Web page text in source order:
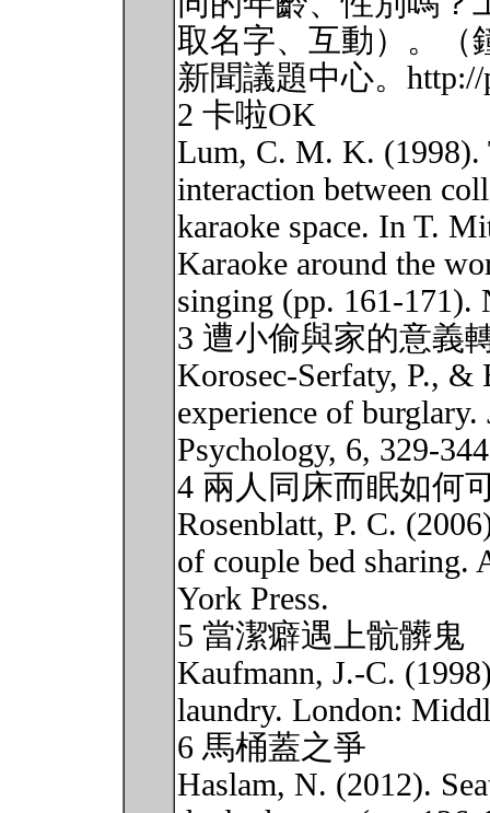
取名字、互動）。（
新聞議題中心。http://
2 卡啦OK
Lum, C. M. K. (1998).
interaction between
karaoke space. In T.
Karaoke around the
singing (pp. 161-171).
3 遭小偷與家的意義
Korosec-Serfaty, P.,
experience of
Psychology, 6, 329-
4 兩人同床而眠如何
Rosenblatt, P. C.
of couple bed sharing.
York Press.
5 當潔癖遇上骯髒鬼
Kaufmann, J.-C.
laundry. London:
6 馬桶蓋之爭
Haslam, N. (2012).